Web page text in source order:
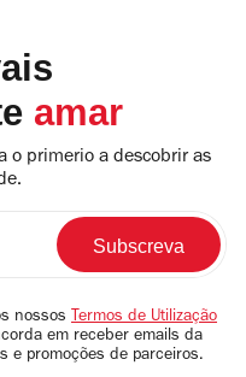
amar
o primerio a descobrir as
nossos Termos de Utilização
em receber emails da
e promoções de parceiros.